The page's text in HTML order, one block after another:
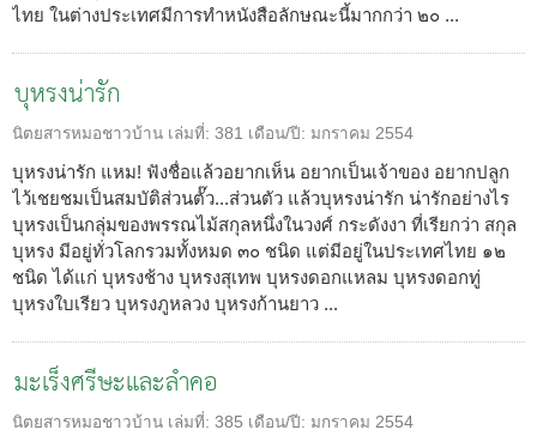
ไทย ในต่างประเทศมีการทำหนังสือลักษณะนี้มากกว่า ๒๐ ...
บุหรงน่ารัก
นิตยสารหมอชาวบ้าน เล่มที่: 381 เดือน/ปี: มกราคม 2554
บุหรงน่ารัก แหม! ฟังชื่อแล้วอยากเห็น อยากเป็นเจ้าของ อยากปลูก
ไว้เชยชมเป็นสมบัติส่วนตั๊ว...ส่วนตัว แล้วบุหรงน่ารัก น่ารักอย่างไร
บุหรงเป็นกลุ่มของพรรณไม้สกุลหนึ่งในวงศ์ กระดังงา ที่เรียกว่า สกุล
บุหรง มีอยู่ทั่วโลกรวมทั้งหมด ๓๐ ชนิด แต่มีอยู่ในประเทศไทย ๑๒
ชนิด ได้แก่ บุหรงช้าง บุหรงสุเทพ บุหรงดอกแหลม บุหรงดอกทู่
บุหรงใบเรียว บุหรงภูหลวง บุหรงก้านยาว ...
มะเร็งศรีษะและลำคอ
นิตยสารหมอชาวบ้าน เล่มที่: 385 เดือน/ปี: มกราคม 2554